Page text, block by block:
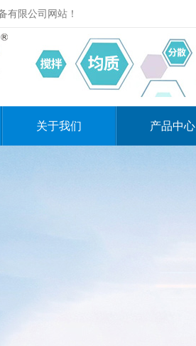
有限公司网站！
关于我们 产品中心